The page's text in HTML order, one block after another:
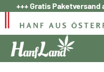
Zum
Inhalt
springen
+++ Gratis Paketversand